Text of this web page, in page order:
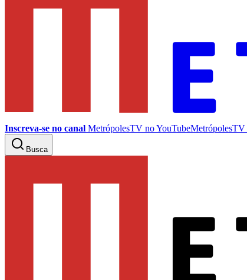
Inscreva-se no canal MetrópolesTV noYouTubeMetrópolesTV
Busca